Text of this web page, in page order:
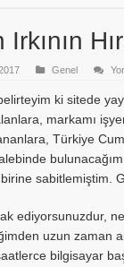
Irkının
Genel
ki sitede
markamı
Türkiye
sabitlemiştim.
ediyorsunuzdur,
uzun zaman
bilgisayar